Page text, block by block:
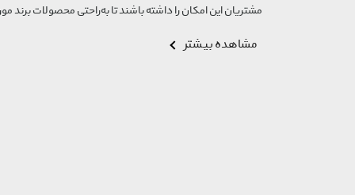
مشتریان این امکان را داشته باشند تا به‌راحتی محصولات برند
مشاهده بیشتر